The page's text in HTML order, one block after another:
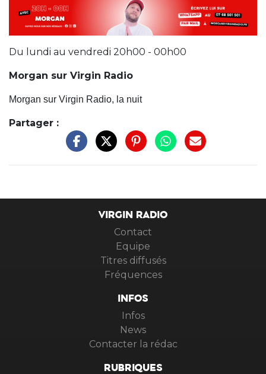
Du lundi au vendredi 20h00 - 00h00
Morgan sur Virgin Radio
Morgan sur Virgin Radio, la nuit
Partager :
VIRGIN RADIO
Contact
Equipe
Titres diffusés
Fréquences
INFOS
Infos
News
Contacter la rédac